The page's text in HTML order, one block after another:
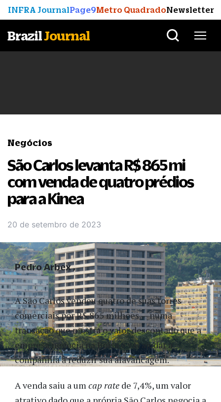
INFRA JournalPage9Metro QuadradoNewsletter
BrazilJournal
Negócios
São Carlos levanta R$ 865 mi
com venda de quatro prédios
para a Kinea
20 de setembro de 2023
A São Carlos vendeu quatro de suas torres
comerciais por R$ 865 milhões — numa
transação que mostra o valor descontado que a
empresa negocia na Bolsa e vai ajudar a
companhia a reduzir sua alavancagem.
A venda saiu a umcap rate de 7,4%, um valor
Pedro Arbex